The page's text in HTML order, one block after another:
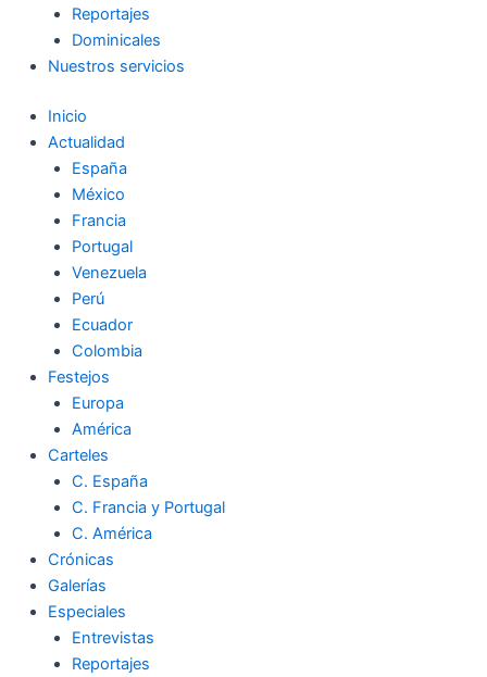
Reportajes
Dominicales
Nuestros servicios
Inicio
Actualidad
España
México
Francia
Portugal
Venezuela
Perú
Ecuador
Colombia
Festejos
Europa
América
Carteles
C. España
C. Francia y Portugal
C. América
Crónicas
Galerías
Especiales
Entrevistas
Reportajes